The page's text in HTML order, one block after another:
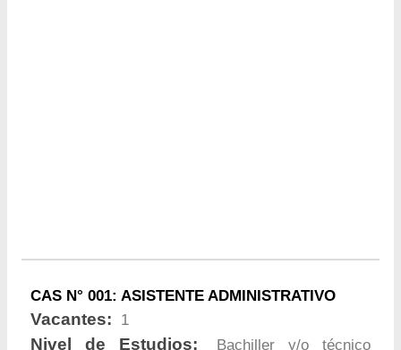
CAS N° 001: ASISTENTE ADMINISTRATIVO
Vacantes: 1
Nivel de Estudios:
Bachiller y/o técnico